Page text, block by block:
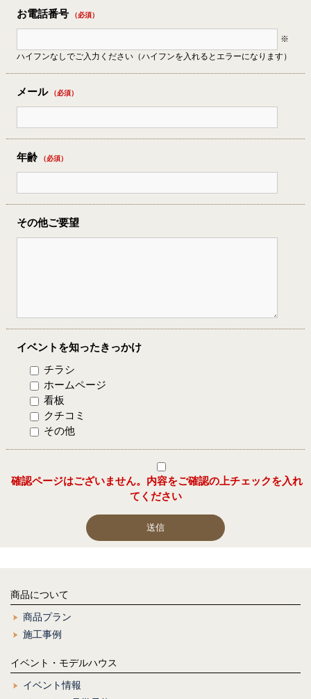
お電話番号（必須）
※
ハイフンなしでご入力ください（ハイフンを入れるとエラーになります）
メール（必須）
年齢（必須）
その他ご要望
イベントを知ったきっかけ
チラシ
ホームページ
看板
クチコミ
その他
確認ページはございません。内容をご確認の上チェックを入れ
てください
商品について
商品プラン
施工事例
イベント・モデルハウス
イベント情報